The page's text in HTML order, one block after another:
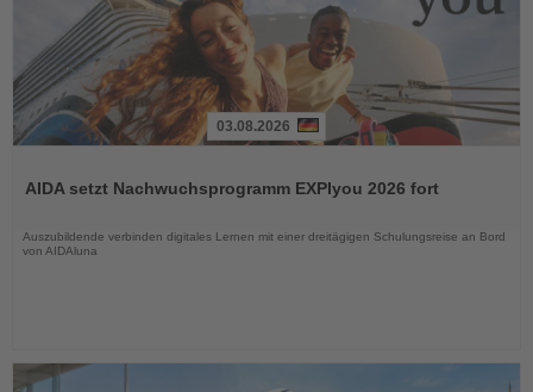
die
03.08.2026
AIDA setzt Nachwuchsprogramm EXPIyou 2026 fort
Auszubildende verbinden digitales Lernen mit einer dreitägigen Schulungsreise an Bord
von AIDAluna